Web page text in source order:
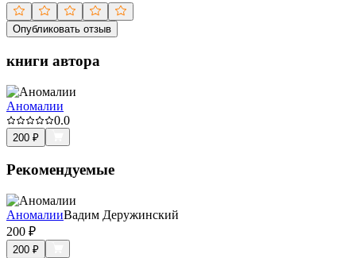
Опубликовать отзыв
книги автора
Аномалии
0.0
200 ₽
Рекомендуемые
АномалииВадим Деружинский
200 ₽
200 ₽